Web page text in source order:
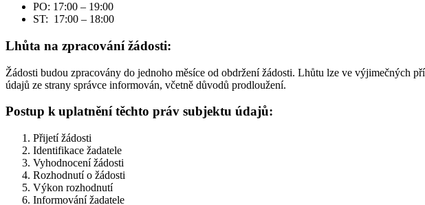
PO: 17:00 – 19:00
ST: 17:00 – 18:00
Lhůta na zpracování žádosti:
Žádosti budou zpracovány do jednoho měsíce od obdržení žádosti. Lhůtu lze ve výjimečných
údajů ze strany správce informován, včetně důvodů prodloužení.
Postup k uplatnění těchto práv subjektu údajů:
Přijetí žádosti
Identifikace žadatele
Vyhodnocení žádosti
Rozhodnutí o žádosti
Výkon rozhodnutí
Informování žadatele